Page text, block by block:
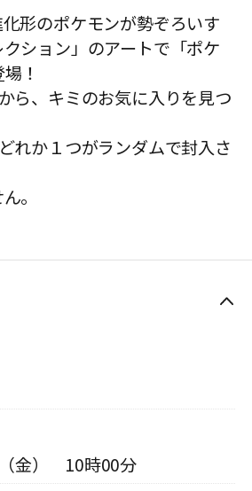
形のポケモンが勢ぞろいす
ション」のアートで「ポケ
！
ら、キミのお気に入りを見つ
れか１つがランダムで封入さ
。
金） 10時00分